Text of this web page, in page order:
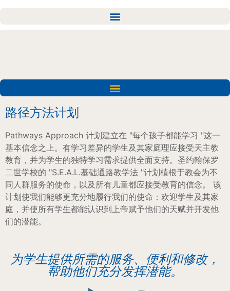
路径方法计划
Pathways Approach 计划建立在 "每个孩子都能学习 "这一
基本信念之上。有学习差异的学生及其家庭理应接受天主教
教育，并为学生的独特学习需求提供全面支持。圣约翰保罗
二世学校的 "S.E.A.L.基础通路教学法 "计划植根于教会为不
同人群服务的使命，以及所有儿童都应接受教育的信念。 该
计划使我们能够更充分地履行我们的使命：欢迎学生及其家
庭，并使所有学生都能认识到上帝赋予他们的天赋并开发他
们的潜能。
为学生提供所需的服务、便利和修改，
帮助他们充分发挥潜能。